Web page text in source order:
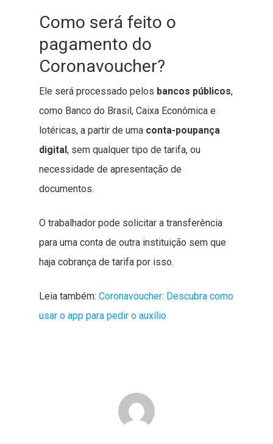
Como será feito o
pagamento do
Coronavoucher?
Ele será processado pelos bancos públicos,
como Banco do Brasil, Caixa Econômica e
lotéricas, a partir de uma conta-poupança
digital, sem qualquer tipo de tarifa, ou
necessidade de apresentação de
documentos.
O trabalhador pode solicitar a transferência
para uma conta de outra instituição sem que
haja cobrança de tarifa por isso.
Leia também: Coronavoucher: Descubra como
usar o app para pedir o auxílio